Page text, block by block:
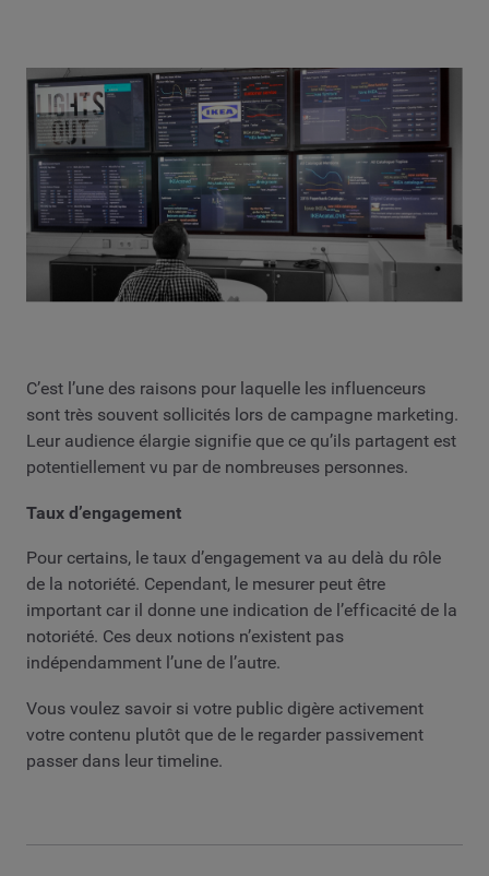
C’est l’une des raisons pour laquelle les influenceurs
sont très souvent sollicités lors de campagne marketing.
Leur audience élargie signifie que ce qu’ils partagent est
potentiellement vu par de nombreuses personnes.
Taux d’engagement
Pour certains, le taux d’engagement va au delà du rôle
de la notoriété. Cependant, le mesurer peut être
important car il donne une indication de l’efficacité de la
notoriété. Ces deux notions n’existent pas
indépendamment l’une de l’autre.
Vous voulez savoir si votre public digère activement
votre contenu plutôt que de le regarder passivement
passer dans leur timeline.